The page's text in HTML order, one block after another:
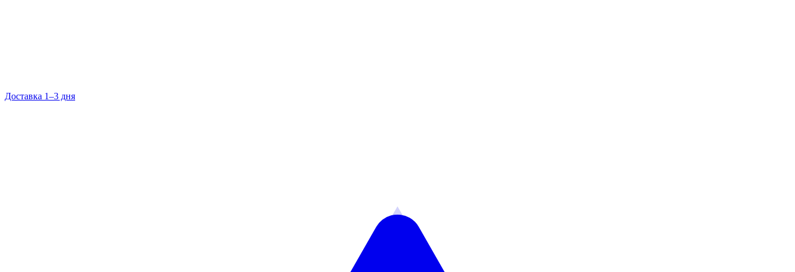
Доставка 1–3 дня